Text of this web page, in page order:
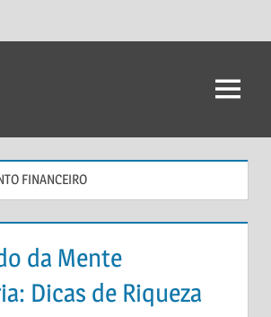
Menu
FINANCEIRO
da Mente
Dicas de Riqueza